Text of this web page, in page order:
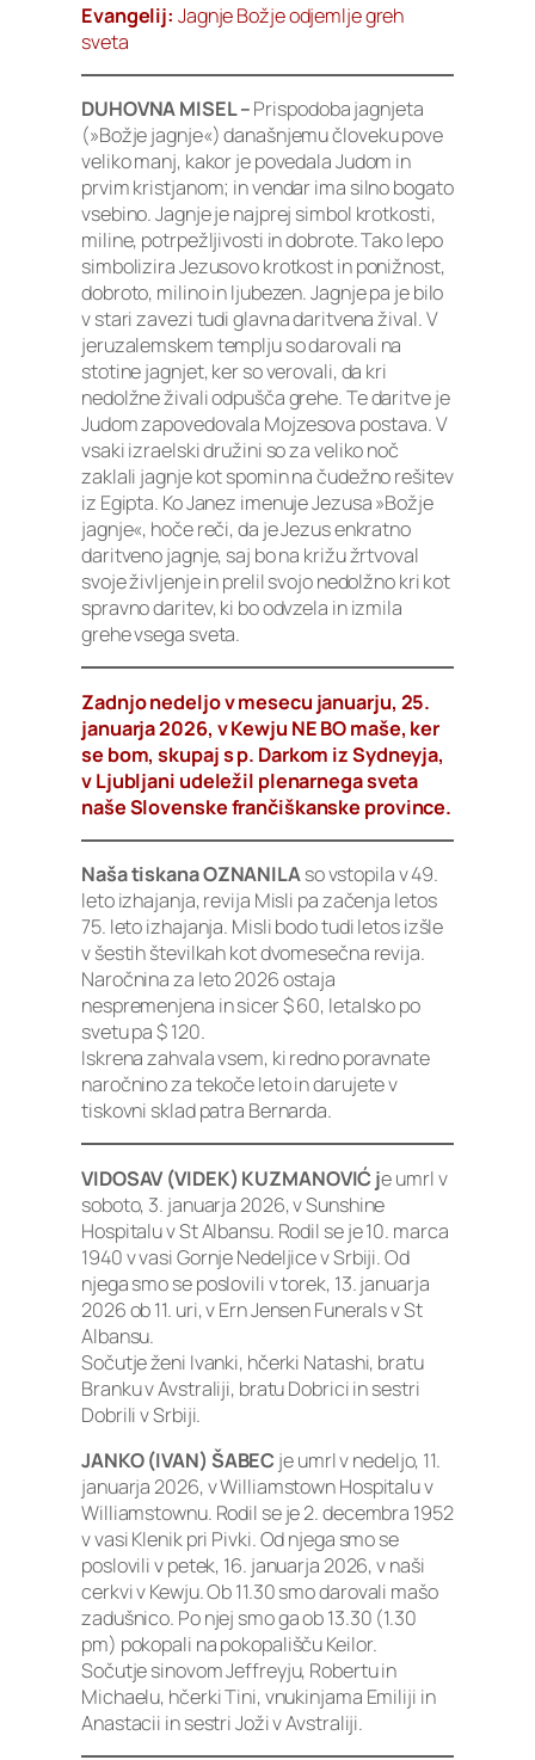
Evangelij: Jagnje Božje odjemlje greh
sveta
DUHOVNA MISEL –Prispodoba jagnjeta
(»Božje jagnje«) današnjemu človeku pove
veliko manj, kakor je povedala Judom in
prvim kristjanom; in vendar ima silno bogato
vsebino. Jagnje je najprej simbol krotkosti,
miline, potrpežljivosti in dobrote. Tako lepo
simbolizira Jezusovo krotkost in ponižnost,
dobroto, milino in ljubezen. Jagnje pa je bilo
v stari zavezi tudi glavna daritvena žival. V
jeruzalemskem templju so darovali na
stotine jagnjet, ker so verovali, da kri
nedolžne živali odpušča grehe. Te daritve je
Judom zapovedovala Mojzesova postava. V
vsaki izraelski družini so za veliko noč
zaklali jagnje kot spomin na čudežno rešitev
iz Egipta. Ko Janez imenuje Jezusa »Božje
jagnje«, hoče reči, da je Jezus enkratno
daritveno jagnje, saj bo na križu žrtvoval
svoje življenje in prelil svojo nedolžno kri kot
spravno daritev, ki bo odvzela in izmila
grehe vsega sveta.
Zadnjo nedeljo v mesecu januarju, 25.
januarja 2026, v Kewju NE BO maše, ker
se bom, skupaj s p. Darkom iz Sydneyja,
v Ljubljani udeležil plenarnega sveta
naše Slovenske frančiškanske province.
Naša tiskana OZNANILAso vstopila v 49.
leto izhajanja, revija Misli pa začenja letos
75. leto izhajanja. Misli bodo tudi letos izšle
v šestih številkah kot dvomesečna revija.
Naročnina za leto 2026 ostaja
nespremenjena in sicer $ 60, letalsko po
svetu pa $ 120.
Iskrena zahvala vsem, ki redno poravnate
naročnino za tekoče leto in darujete v
tiskovni sklad patra Bernarda.
VIDOSAV (VIDEK) KUZMANOVIĆ je umrl v
soboto, 3. januarja 2026, v Sunshine
Hospitalu v St Albansu. Rodil se je 10. marca
1940 v vasi Gornje Nedeljice v Srbiji. Od
njega smo se poslovili v torek, 13. januarja
2026 ob 11. uri, v Ern Jensen Funerals v St
Albansu.
Sočutje ženi Ivanki, hčerki Natashi, bratu
Branku v Avstraliji, bratu Dobrici in sestri
Dobrili v Srbiji.
JANKO (IVAN) ŠABEC je umrl v nedeljo, 11.
januarja 2026, v Williamstown Hospitalu v
Williamstownu. Rodil se je 2. decembra 1952
v vasi Klenik pri Pivki. Od njega smo se
poslovili v petek, 16. januarja 2026, v naši
cerkvi v Kewju. Ob 11.30 smo darovali mašo
zadušnico. Po njej smo ga ob 13.30 (1.30
pm) pokopali na pokopališču Keilor.
Sočutje sinovom Jeffreyju, Robertu in
Michaelu, hčerki Tini, vnukinjama Emiliji in
Anastacii in sestri Joži v Avstraliji.